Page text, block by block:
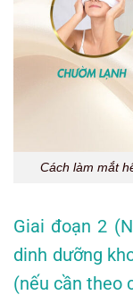
Cách làm mắt
Giai đoạn 2
dinh dưỡng
(nếu cần theo